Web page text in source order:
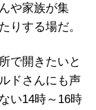
や家族が集
りする場だ。
で開きたいと
ドさんにも声
い14時～16時